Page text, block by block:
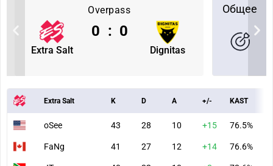
Overpass
Extra Salt Dignitas
0 : 0
Общее
Extra Salt K D A +/- KAST
oSee 43 28 10 +15 76.5%
FaNg 41 27 12 +14 76.6%